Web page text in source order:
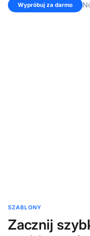
Wypróbuj za darmo
SZABLONY
Zacznij